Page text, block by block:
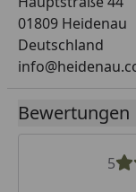
01809 Heidenau
Deutschland
Bewertungen
5